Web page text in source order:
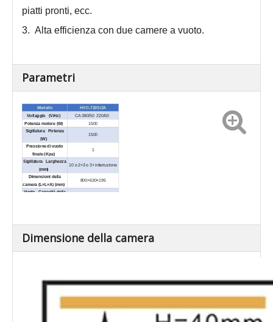
piatti pronti, ecc.
3. Alta efficienza con due camere a vuoto.
Parametri
Modello HVC-720S/2A
Voltaggio (V/Hz)
CA 380/50 220/50
Potenza motore (W)
1500
Sigillatura Potenza
(W)
1500
Pressione di vuoto
finale (Kpa)
1
Sigillatura Larghezza
(mm)
10 o 2×3 o 3+ interruzione
Dimensioni della
camera (L×L×A) (mm)
800×630×195
Vuoto Capacità della
Peso netto (Kg) Circa 375
Dimensione della camera